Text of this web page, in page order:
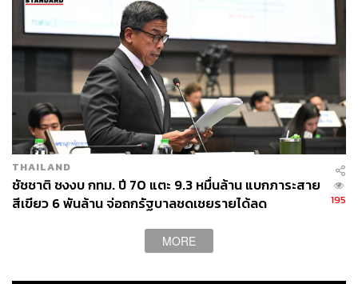
THAILAND
ชัชชาติ ชงงบ กทม. ปี 70 แตะ 9.3 หมื่นล้าน แบกภาระสาย
สีเขียว 6 พันล้าน จ่อถกรัฐบาลชดเชยรายได้ลด
195
MORE